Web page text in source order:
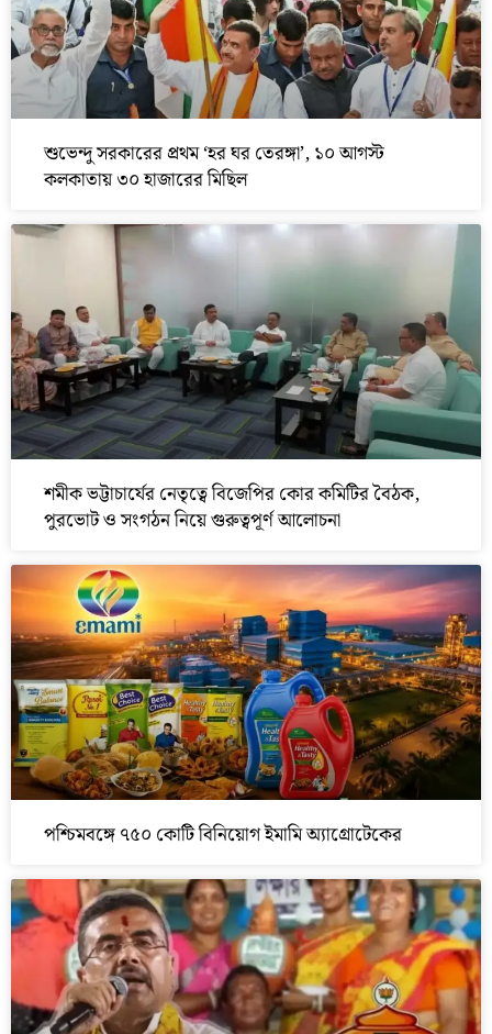
শুভেন্দু সরকারের প্রথম ‘হর ঘর তেরঙ্গা’, ১০ আগস্ট
কলকাতায় ৩০ হাজারের মিছিল
শমীক ভট্টাচার্যের নেতৃত্বে বিজেপির কোর কমিটির বৈঠক,
পুরভোট ও সংগঠন নিয়ে গুরুত্বপূর্ণ আলোচনা
পশ্চিমবঙ্গে ৭৫০ কোটি বিনিয়োগ ইমামি অ্যাগ্রোটেকের